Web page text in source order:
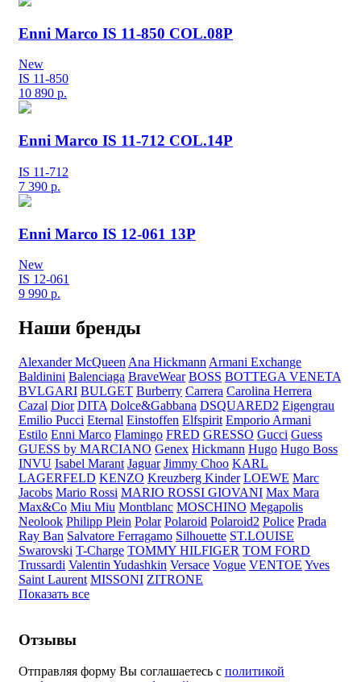
Enni Marco IS 11-850 COL.08P
New
IS 11-850
10 890 р.
Enni Marco IS 11-712 COL.14P
IS 11-712
7 390 р.
Enni Marco IS 12-061 13P
New
IS 12-061
9 990 р.
Наши бренды
Alexander McQueen Ana Hickmann Armani Exchange
Baldinini Balenciaga BraveWear BOSS BOTTEGA VENETA
BVLGARI BULGET Burberry Carrera Carolina Herrera
Cazal Dior DITA Dolce&Gabbana DSQUARED2 Eigengrau
Emilio Pucci Eternal Einstoffen Elfspirit Emporio Armani
Estilo Enni Marco Flamingo FRED GRESSO Gucci Guess
GUESS by MARCIANO Genex Hickmann Hugo Hugo Boss
INVU Isabel Marant Jaguar Jimmy Choo KARL
LAGERFELD KENZO Kreuzberg Kinder LOEWE Marc
Jacobs Mario Rossi MARIO ROSSI GIOVANI Max Mara
Max&Co Miu Miu Montblanc MOSCHINO Megapolis
Neolook Philipp Plein Polar Polaroid Polaroid2 Police Prada
Ray Ban Salvatore Ferragamo Silhouette ST.LOUISE
Swarovski T-Charge TOMMY HILFIGER TOM FORD
Trussardi Valentin Yudashkin Versace Vogue VENTOE Yves
Saint Laurent MISSONI ZITRONE
Показать все
Отзывы
Отправляя форму Вы соглашаетесь с политикой